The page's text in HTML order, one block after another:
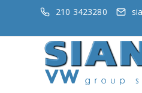
210 3423280